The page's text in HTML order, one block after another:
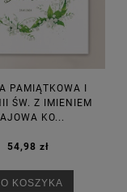
PAMIĄTKOWA I
ŚW. Z IMIENIEM
KO...
54,98 zł
KOSZYKA